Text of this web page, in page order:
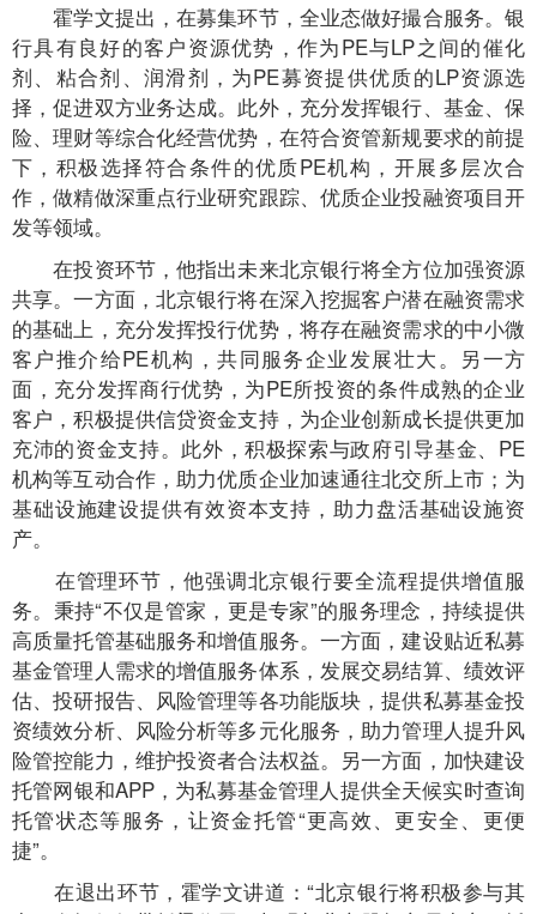
霍学文提出，在募集环节，全业态做好撮合服务。银
行具有良好的客户资源优势，作为PE与LP之间的催化
剂、粘合剂、润滑剂，为PE募资提供优质的LP资源选
择，促进双方业务达成。此外，充分发挥银行、基金、保
险、理财等综合化经营优势，在符合资管新规要求的前提
下，积极选择符合条件的优质PE机构，开展多层次合
作，做精做深重点行业研究跟踪、优质企业投融资项目开
发等领域。
在投资环节，他指出未来北京银行将全方位加强资源
共享。一方面，北京银行将在深入挖掘客户潜在融资需求
的基础上，充分发挥投行优势，将存在融资需求的中小微
客户推介给PE机构，共同服务企业发展壮大。另一方
面，充分发挥商行优势，为PE所投资的条件成熟的企业
客户，积极提供信贷资金支持，为企业创新成长提供更加
充沛的资金支持。此外，积极探索与政府引导基金、PE
机构等互动合作，助力优质企业加速通往北交所上市；为
基础设施建设提供有效资本支持，助力盘活基础设施资
产。
在管理环节，他强调北京银行要全流程提供增值服
务。秉持“不仅是管家，更是专家”的服务理念，持续提供
高质量托管基础服务和增值服务。一方面，建设贴近私募
基金管理人需求的增值服务体系，发展交易结算、绩效评
估、投研报告、风险管理等各功能版块，提供私募基金投
资绩效分析、风险分析等多元化服务，助力管理人提升风
险管控能力，维护投资者合法权益。另一方面，加快建设
托管网银和APP，为私募基金管理人提供全天候实时查询
托管状态等服务，让资金托管“更高效、更安全、更便
捷”。
在退出环节，霍学文讲道：“北京银行将积极参与其